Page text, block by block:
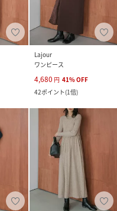
Lajour
ワンピース
4,680 円 41%OFF
42ポイント(1倍)